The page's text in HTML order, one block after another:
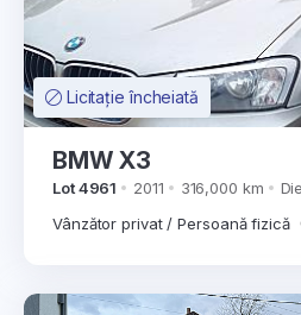
Licitație încheiată
BMW X3
Lot 4961 2011 316,000 km
Vânzător privat / Persoană fizică